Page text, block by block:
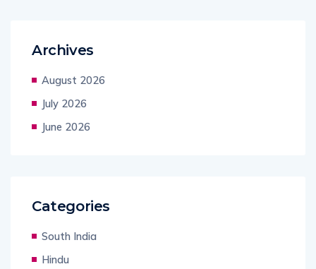
Archives
August 2026
July 2026
June 2026
Categories
South India
Hindu